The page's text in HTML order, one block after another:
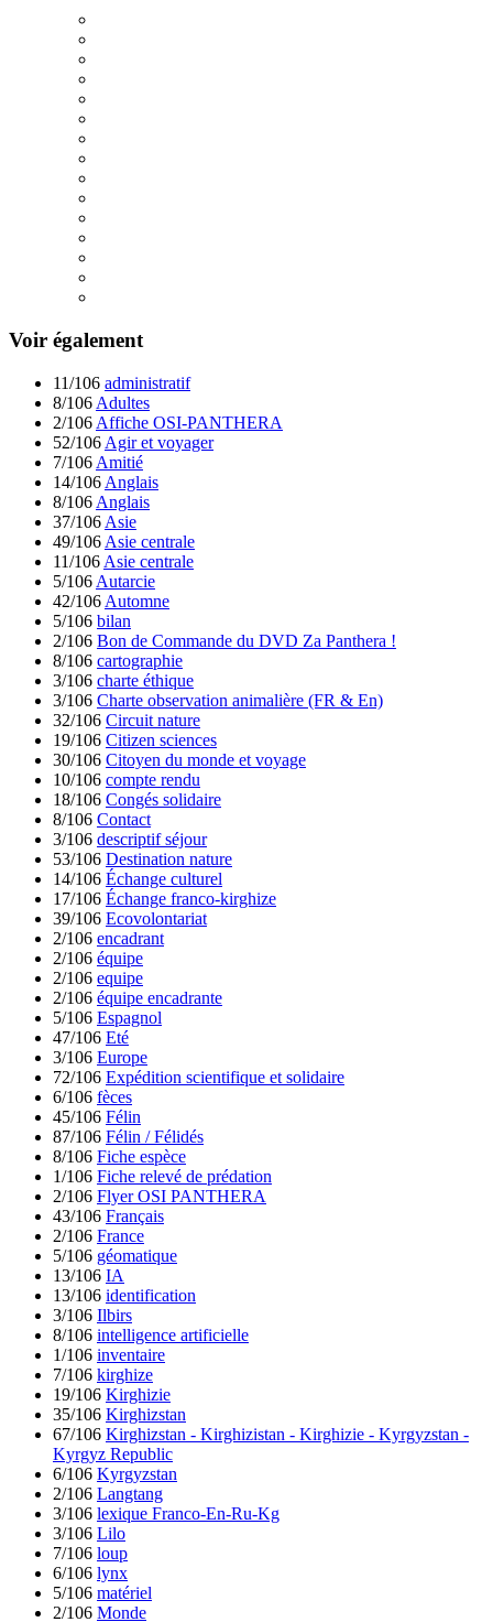
Voir également
11/106 administratif
8/106 Adultes
2/106 Affiche OSI-PANTHERA
52/106 Agir et voyager
7/106 Amitié
14/106 Anglais
8/106 Anglais
37/106 Asie
49/106 Asie centrale
11/106 Asie centrale
5/106 Autarcie
42/106 Automne
5/106 bilan
2/106 Bon de Commande du DVD Za Panthera !
8/106 cartographie
3/106 charte éthique
3/106 Charte observation animalière (FR & En)
32/106 Circuit nature
19/106 Citizen sciences
30/106 Citoyen du monde et voyage
10/106 compte rendu
18/106 Congés solidaire
8/106 Contact
3/106 descriptif séjour
53/106 Destination nature
14/106 Échange culturel
17/106 Échange franco-kirghize
39/106 Ecovolontariat
2/106 encadrant
2/106 équipe
2/106 equipe
2/106 équipe encadrante
5/106 Espagnol
47/106 Eté
3/106 Europe
72/106 Expédition scientifique et solidaire
6/106 fèces
45/106 Félin
87/106 Félin / Félidés
8/106 Fiche espèce
1/106 Fiche relevé de prédation
2/106 Flyer OSI PANTHERA
43/106 Français
2/106 France
5/106 géomatique
13/106 IA
13/106 identification
3/106 Ilbirs
8/106 intelligence artificielle
1/106 inventaire
7/106 kirghize
19/106 Kirghizie
35/106 Kirghizstan
67/106 Kirghizstan - Kirghizistan - Kirghizie - Kyrgyzstan -
Kyrgyz Republic
6/106 Kyrgyzstan
2/106 Langtang
3/106 lexique Franco-En-Ru-Kg
3/106 Lilo
7/106 loup
6/106 lynx
5/106 matériel
2/106 Monde